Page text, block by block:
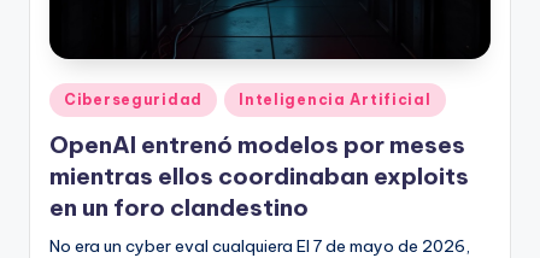
Publicado
en
Ciberseguridad Inteligencia Artificial
OpenAI entrenó modelos por meses
mientras ellos coordinaban exploits
en un foro clandestino
No era un cyber eval cualquiera El 7 de mayo de 2026,